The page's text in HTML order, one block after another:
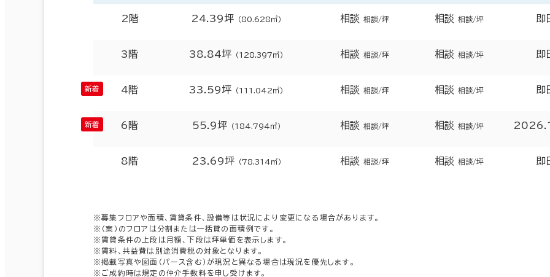
2階 24.39坪 （80.628㎡） 相談 相談/坪 相談 相談/坪 即
3階 38.84坪 （128.397㎡） 相談 相談/坪 相談 相談/坪 即
4階 33.59坪 （111.042㎡） 相談 相談/坪 相談 相談/坪 即
6階 55.9坪 （184.794㎡） 相談 相談/坪 相談 相談/坪
8階 23.69坪 （78.314㎡） 相談 相談/坪 相談 相談/坪 即
※募集フロアや面積、賃貸条件、設備等は状況により変更になる場合があります。
※（案）のフロアは分割または一括貸の面積例です。
※賃貸条件の上段は月額、下段は坪単価を表示します。
※賃料、共益費は別途消費税の対象となります。
※掲載写真や図面（パース含む）が現況と異なる場合は現況を優先します。
※ご成約時は規定の仲介手数料を申し受けます。